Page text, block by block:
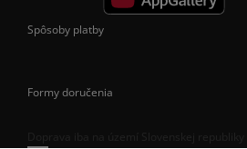
Spôsoby platby
Formy doručenia